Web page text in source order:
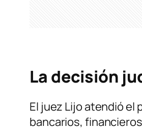
La decisión
El juez Lijo atendió
bancarios,